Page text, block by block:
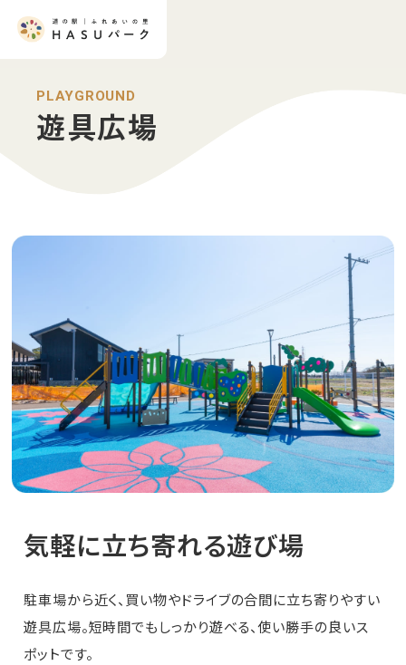
HOME
施設一覧
産直広場
カフェレストランaicon
フード広場
花はす田
PLAYGROUND
遊具広場
気軽に立ち寄れる遊び場
駐車場から近く、買い物やドライブの合間に立ち寄りやすい
遊具広場。短時間でもしっかり遊べる、使い勝手の良いス
ポットです。